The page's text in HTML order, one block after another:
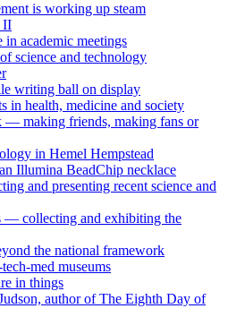
is working up steam
II
in academic meetings
science and technology
writing ball on display
in health, medicine and society
— making friends, making fans or
in Hemel Hempstead
Illumina BeadChip necklace
and presenting recent science and
— collecting and exhibiting the
the national framework
med museums
in things
author of The Eighth Day of